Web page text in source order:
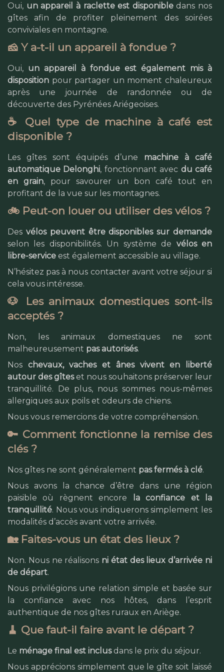
Oui, un appareil à raclette est disponibledans nos
gîtes afin de profiter pleinement des soirées
conviviales en montagne.
🧀 Y a-t-il un appareil à fondue ?
Oui, un appareil à fondue est également mis à
disposition pour partager un moment chaleureux
après une journée de randonnée ou de
découverte des Pyrénées Ariégeoises.
☕ Quel type de machine à café est
disponible ?
Les gîtes sont équipés d’une machine à café
automatique Delonghi, fonctionnant avec du café
en grain, pour savourer un bon café tout en
profitant de la vue sur les montagnes.
🚲 Peut-on louer ou utiliser des vélos ?
Des vélos peuvent être disponibles sur demande
selon les disponibilités. Un système de vélos en
libre-service est également accessible au village.
N’hésitez pas à nous contacter avant votre séjour si
cela vous intéresse.
🐶 Les animaux domestiques sont-ils
acceptés ?
Non, les animaux domestiques ne sont
malheureusement pas autorisés.
Nos chevaux, vaches et ânes vivent en liberté
autour des gîteset nous souhaitons préserver leur
tranquillité. De plus, nous sommes nous-mêmes
allergiques aux poils et odeurs de chiens.
Nous vous remercions de votre compréhension.
🔑 Comment fonctionne la remise des
clés ?
Nos gîtes ne sont généralement pas fermés à clé.
Nous avons la chance d’être dans une région
paisible où règnent encore
la confiance et la
tranquillité. Nous vous indiquerons simplement les
modalités d’accès avant votre arrivée.
🏡 Faites-vous un état des lieux ?
Non. Nous ne réalisons ni état des lieux d’arrivée ni
de départ.
Nous privilégions une relation simple et basée sur
la confiance avec nos hôtes, dans l’esprit
authentique de nos gîtes ruraux en Ariège.
🧹 Que faut-il faire avant le départ ?
Le ménage final est inclusdans le prix du séjour.
Nous apprécions simplement que le gîte soit laissé